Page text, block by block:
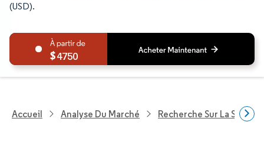
(USD).
4750
Accueil Analyse Du Marché Recherche Sur La Santé